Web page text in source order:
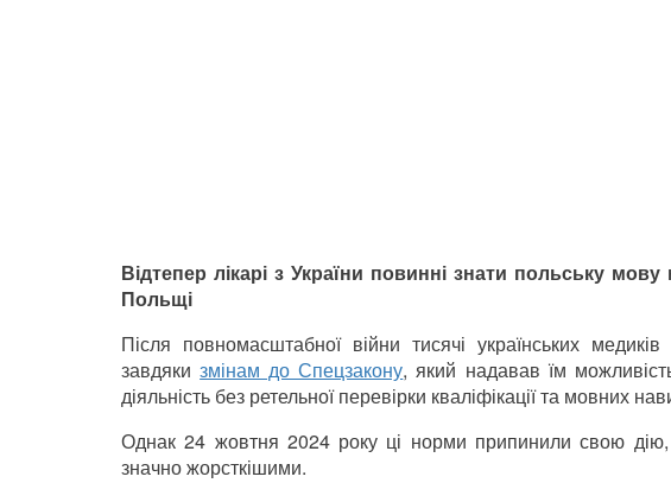
Відтепер лікарі з України повинні знати польську
Польщі
Після повномасштабної війни тисячі українських
завдякизмінам до Спецзакону, який надавав їм
діяльність без ретельної перевірки кваліфікації та мовних
Однак 24 жовтня 2024 року ці норми припинили свою дію,
значно жорсткішими.